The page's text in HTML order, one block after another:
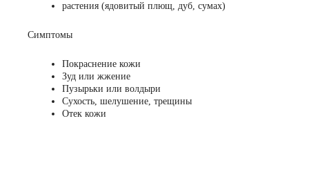
растения (ядовитый плющ, дуб, сумах)
Симптомы
Покраснение кожи
Зуд или жжение
Пузырьки или волдыри
Сухость, шелушение, трещины
Отек кожи